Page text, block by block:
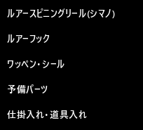
ルアースピニングリール(シマノ)
ルアーフック
ワッペン・シール
予備パーツ
仕掛入れ・道具入れ